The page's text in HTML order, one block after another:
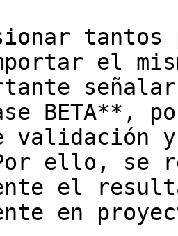
tantos
el
BETA**,
validación
ello, se
el
en